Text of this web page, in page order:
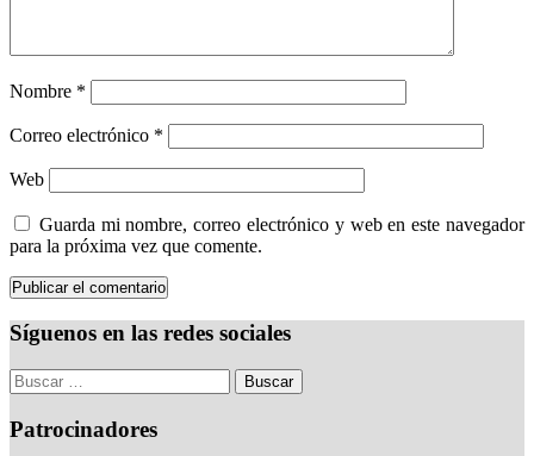
Nombre *
Correo electrónico *
Web
Guarda mi nombre, correo electrónico y web en este navegador
para la próxima vez que comente.
Síguenos en las redes sociales
Patrocinadores